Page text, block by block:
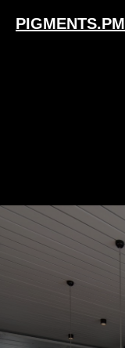
PIGMENTS.PM